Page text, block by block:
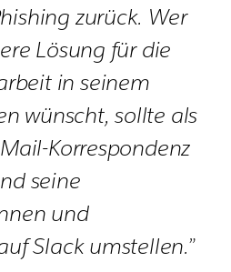
zurück. Wer
Lösung für die
in seinem
wünscht, sollte als
Korrespondenz
seine
und
Slack umstellen.”